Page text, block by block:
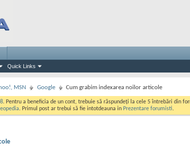
Quick Links
MSN Google Cum grabim indexarea noilor articole
. Pentru a beneficia de un cont, trebuie să răspundeți la cele 5 întrebări din
. Primul post ar trebui să fie intotdeauna in Prezentare forumisti.